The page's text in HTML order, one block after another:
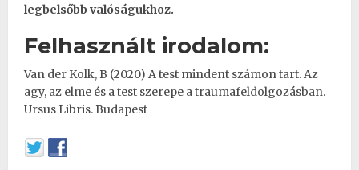
legbelsőbb valóságukhoz.
Felhasznált irodalom:
Van der Kolk, B (2020) A test mindent számon tart. Az
agy, az elme és a test szerepe a traumafeldolgozásban.
Ursus Libris. Budapest